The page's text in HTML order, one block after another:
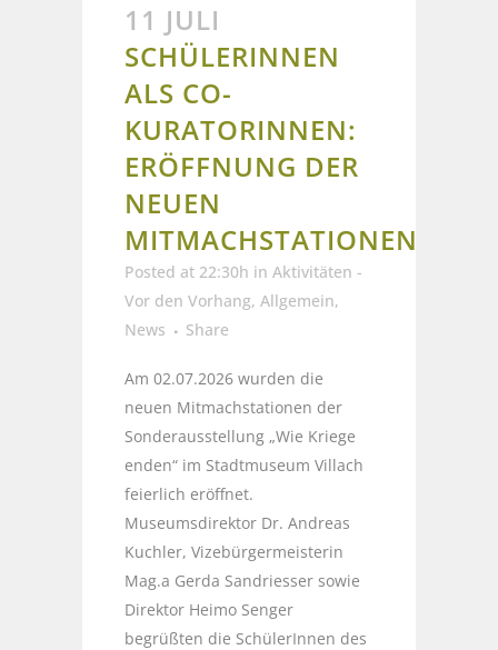
11 JULI
SCHÜLERINNEN
ALS CO-
KURATORINNEN:
ERÖFFNUNG DER
NEUEN
MITMACHSTATIONEN
Posted at 22:30h in Aktivitäten -
Vor den Vorhang, Allgemein,
News
Share
Am 02.07.2026 wurden die
neuen Mitmachstationen der
Sonderausstellung „Wie Kriege
enden“ im Stadtmuseum Villach
feierlich eröffnet.
Museumsdirektor Dr. Andreas
Kuchler, Vizebürgermeisterin
Mag.a Gerda Sandriesser sowie
Direktor Heimo Senger
begrüßten die SchülerInnen des